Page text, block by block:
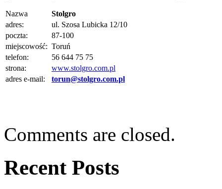
Nazwa
Stolgro
adres:
ul. Szosa Lubicka 12/10
poczta:
87-100
miejscowość: Toruń
telefon:
56 644 75 75
strona:
www.stolgro.com.pl
adres e-mail:
torun@stolgro.com.pl
Comments are closed.
Recent Posts